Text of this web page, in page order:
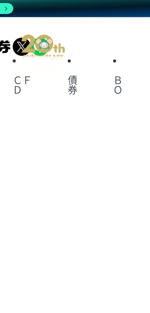
X
ＣＦ
Ｄ
債
券
Ｂ
Ｏ